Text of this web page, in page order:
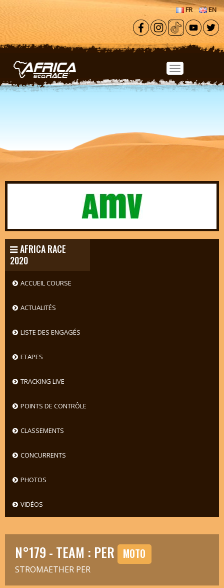
Aller au contenu principal
FR EN
AFRICA RACE
2020
ACCUEIL COURSE
ACTUALITÉS
LISTE DES ENGAGÉS
ETAPES
TRACKING LIVE
POINTS DE CONTRÔLE
CLASSEMENTS
CONCURRENTS
PHOTOS
VIDÉOS
N°179 - TEAM : PER MOTO
STROMAETHER PER